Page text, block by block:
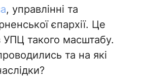
, управлінні та
єпархії. Це
такого масштабу.
та на які